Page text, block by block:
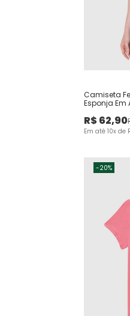
Camiseta
Esponja
R$62,90
Em até 10x de
-20%